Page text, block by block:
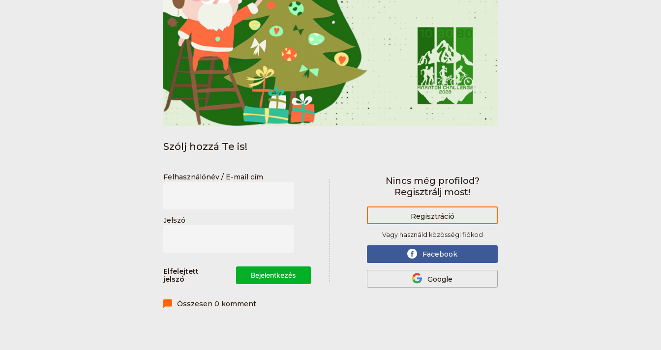
Szólj hozzá Te is!
Felhasználónév / E-mail cím
Jelszó
Elfelejtett
jelszó
Bejelentkezés
Nincs még profilod?
Regisztrálj most!
Regisztráció
Vagy használd közösségi fiókod
Facebook
Google
Összesen 0 komment